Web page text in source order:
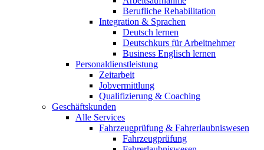
Berufliche Rehabilitation
Integration & Sprachen
Deutsch lernen
Deutschkurs für Arbeitnehmer
Business Englisch lernen
Personaldienstleistung
Zeitarbeit
Jobvermittlung
Qualifizierung & Coaching
Geschäftskunden
Alle Services
Fahrzeugprüfung & Fahrerlaubniswesen
Fahrzeugprüfung